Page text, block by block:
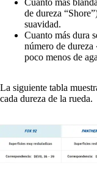
Cuanto más
de dureza
suavidad.
Cuanto más dura
número de dureza
poco menos de
La siguiente tabla
cada dureza de la rueda.